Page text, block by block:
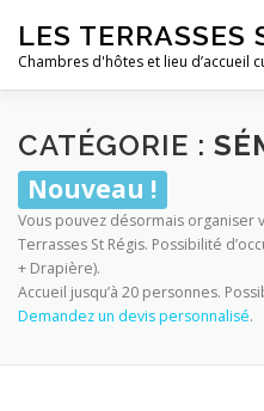
contenu
LES TERRASSES
Chambres d'hôtes et lieu d’accueil
LIEUX D’ACCUEIL
À PROPOS PHOTOS
CATÉGORIE :
Nouveau !
Vous pouvez désormais organiser
Terrasses St Régis. Possibilité
+ Drapière).
Accueil jusqu’à 20 personnes.
Demandez un devis personnalisé.